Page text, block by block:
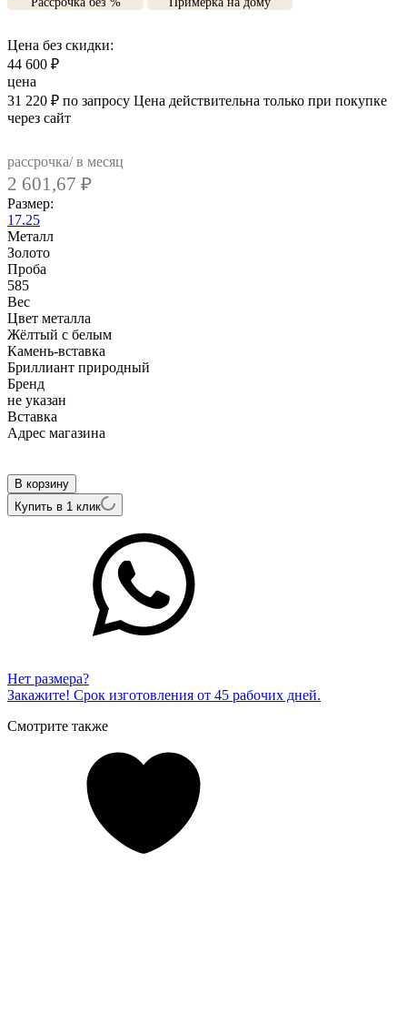
Цена без скидки:
44 600 ₽
цена
31 220 ₽ по запросу Цена действительна только при покупке
через сайт
рассрочка/ в месяц
2 601,67 ₽
Размер:
17.25
Металл
Золото
Проба
585
Вес
Цвет металла
Жёлтый с белым
Камень-вставка
Бриллиант природный
Бренд
не указан
Вcтавка
Адрес магазина
В корзину
Купить в 1 клик
Нет размера?
Закажите! Срок изготовления от 45 рабочих дней.
Смотрите также